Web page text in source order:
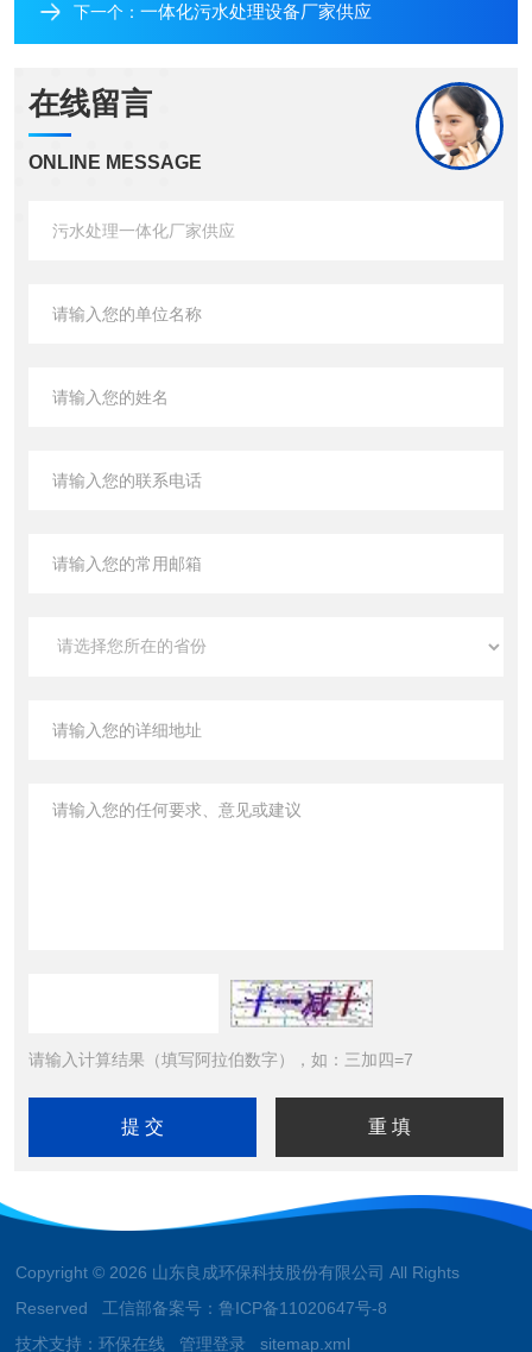
下一个： 一体化污水处理设备厂家供应
在线留言
ONLINE MESSAGE
请输入计算结果（填写阿拉伯数字），如：三加四=7
Copyright © 2026 山东良成环保科技股份有限公司 All Rights
Reserved 工信部备案号：鲁ICP备11020647号-8
技术支持：环保在线 管理登录 sitemap.xml